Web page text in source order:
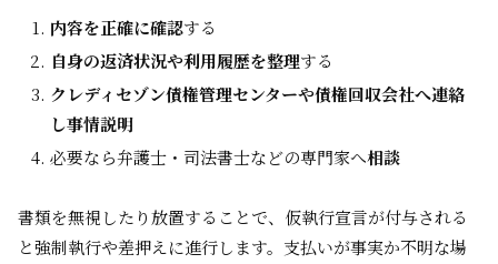
内容を正確に確認する
自身の返済状況や利用履歴を整理する
クレディセゾン債権管理センターや債権回収会社へ連絡
し事情説明
必要なら弁護士・司法書士などの専門家へ相談
書類を無視したり放置することで、仮執行宣言が付与される
と強制執行や差押えに進行します。支払いが事実か不明な場